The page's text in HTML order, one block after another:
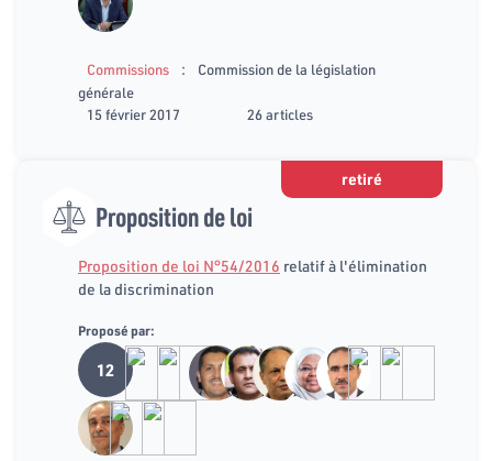
Commissions :
Commission de la législation
générale
15 février 2017
26 articles
retiré
Proposition de loi
Proposition de loi N°54/2016 relatif à l'élimination
de la discrimination
Proposé par:
12